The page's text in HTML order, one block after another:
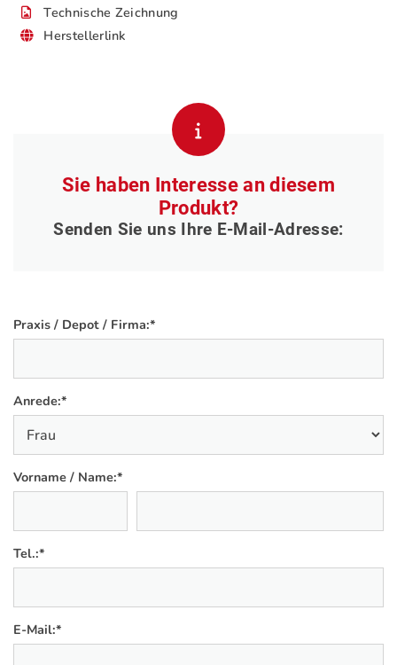
Technische Zeichnung
Herstellerlink
Sie haben Interesse an diesem
Produkt?
Senden Sie uns Ihre E-Mail-Adresse:
Praxis / Depot / Firma:*
Anrede:*
Vorname / Name:*
Tel.:*
E-Mail:*